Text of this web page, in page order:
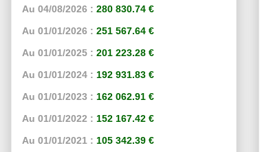
Au 04/08/2026 : 280 830.74 €
Au 01/01/2026 : 251 567.64 €
Au 01/01/2025 : 201 223.28 €
Au 01/01/2024 : 192 931.83 €
Au 01/01/2023 : 162 062.91 €
Au 01/01/2022 : 152 167.42 €
Au 01/01/2021 : 105 342.39 €